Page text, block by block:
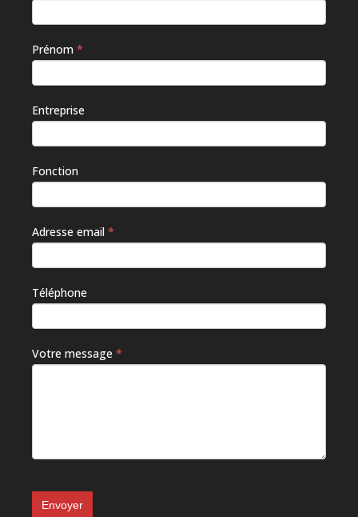
Prénom *
Entreprise
Fonction
Adresse email *
Téléphone
Votre message *
êtes un
humain,
remplissez
champ.
Envoyer